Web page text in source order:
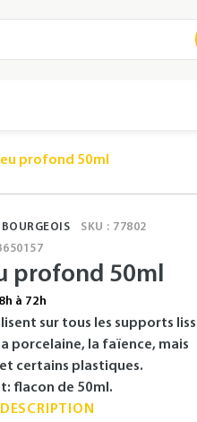
profond 50ml
BOURGEOIS
SKU : 77802
profond 50ml
à 72h
sur tous les supports
porcelaine, la faïence, mais
certains plastiques.
flacon de 50ml.